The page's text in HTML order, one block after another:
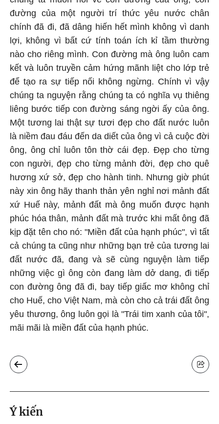
đường của một người trí thức yêu nước chân
chính đã đi, đã dâng hiến hết mình không vì danh
lợi, không vì bất cứ tính toán ích kỉ tầm thường
nào cho riêng mình. Con đường mà ông luôn cam
kết và luôn truyền cảm hứng mãnh liệt cho lớp trẻ
để tạo ra sự tiếp nối không ngừng. Chính vì vậy
chúng ta nguyện rằng chúng ta có nghĩa vụ thiêng
liêng bước tiếp con đường sáng ngời ấy của ông.
Một tương lai thật sự tươi đẹp cho đất nước luôn
là niềm đau đáu đến da diết của ông vì cả cuộc đời
ông, ông chỉ luôn tôn thờ cái đẹp. Đẹp cho từng
con người, đẹp cho từng mảnh đời, đẹp cho quê
hương xứ sở, đẹp cho hành tinh. Nhưng giờ phút
này xin ông hãy thanh thản yên nghỉ nơi mảnh đất
xứ Huế này, mảnh đất mà ông muốn được hạnh
phúc hóa thân, mảnh đất mà trước khi mất ông đã
kịp đặt tên cho nó: "Miền đất của hạnh phúc", vì tất
cả chúng ta cũng như những bạn trẻ của tương lai
đất nước đã, đang và sẽ cùng nguyện làm tiếp
những việc gì ông còn đang làm dở dang, đi tiếp
con đường ông đã đi, bay tiếp giấc mơ không chỉ
cho Huế, cho Việt Nam, mà còn cho cả trái đất ông
yêu thương, ông luôn gọi là "Trái tim xanh của tôi",
mãi mãi là miền đất của hạnh phúc.
Ý kiến